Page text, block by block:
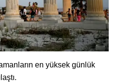
en yüksek günlük